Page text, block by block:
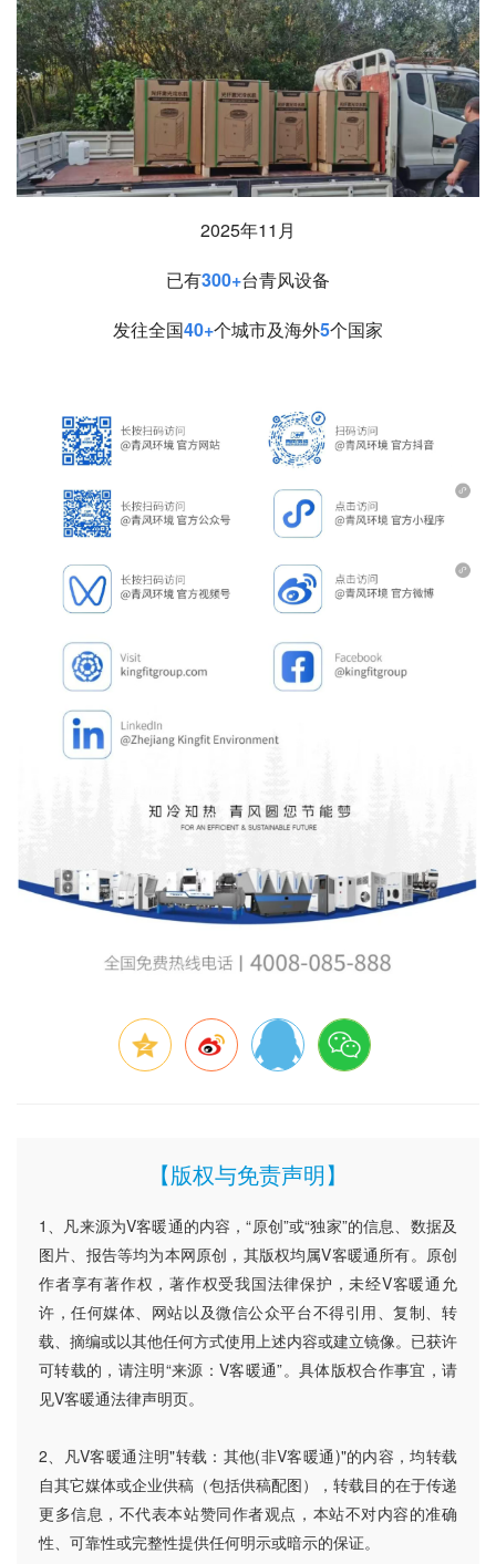
2025年11月
已有300+台青风设备
发往全国40+个城市及海外5个国家
【版权与免责声明】
1、凡来源为V客暖通的内容，“原创”或“独家”的信息、数据及
图片、报告等均为本网原创，其版权均属V客暖通所有。原创
作者享有著作权，著作权受我国法律保护，未经V客暖通允
许，任何媒体、网站以及微信公众平台不得引用、复制、转
载、摘编或以其他任何方式使用上述内容或建立镜像。已获许
可转载的，请注明“来源：V客暖通”。具体版权合作事宜，请
见V客暖通法律声明页。
2、凡V客暖通注明"转载：其他(非V客暖通)"的内容，均转载
自其它媒体或企业供稿（包括供稿配图），转载目的在于传递
更多信息，不代表本站赞同作者观点，本站不对内容的准确
性、可靠性或完整性提供任何明示或暗示的保证。